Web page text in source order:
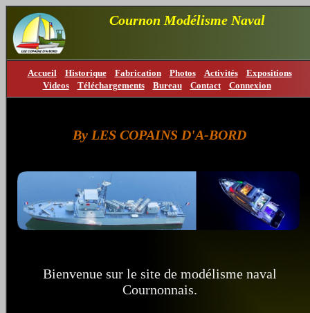
Cournon Modélisme Naval
Accueil Historique Fabrication Photos Activités
Expositions
Videos
Téléchargements Bureau Contact Connexion
By LES COPAINS D'A-BORD
Bienvenue sur le site de modélisme naval
Cournonnais.